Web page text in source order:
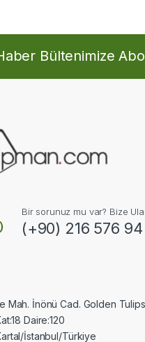
Bültenimize
Bir sorunuz mu var? Bize
(+90) 216 576
Mah. İnönü Cad. Golden
Daire:120
İstanbul/Türkiye